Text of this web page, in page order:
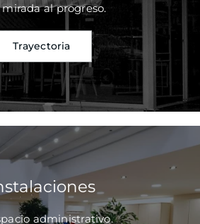
al progreso.
Trayectoria
administrativo.